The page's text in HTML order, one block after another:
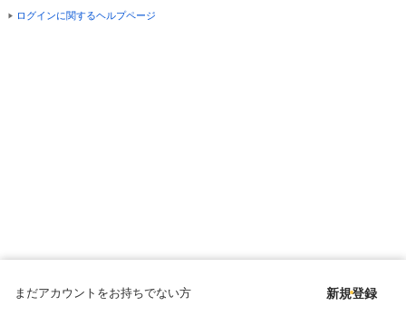
まだアカウントをお持ちでない方 新規登録
ログインに関するヘルプページ